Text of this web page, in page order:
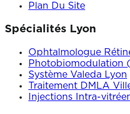
Plan Du Site
Spécialités Lyon
Ophtalmologue
Photobiomodulation
Système Valeda Lyon
Traitement DMLA
Injections Intra-